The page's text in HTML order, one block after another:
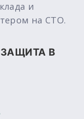
и
на СТО.
В